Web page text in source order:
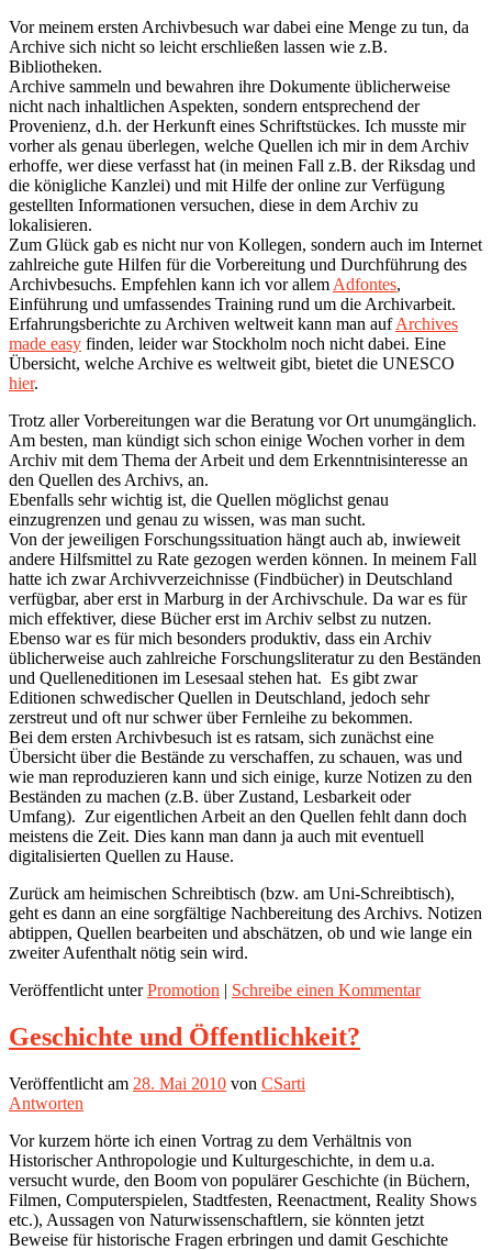
Vor meinem ersten Archivbesuch war dabei eine Menge zu tun, da
Archive sich nicht so leicht erschließen lassen wie z.B.
Bibliotheken.
Archive sammeln und bewahren ihre Dokumente üblicherweise
nicht nach inhaltlichen Aspekten, sondern entsprechend der
Provenienz, d.h. der Herkunft eines Schriftstückes. Ich musste mir
vorher als genau überlegen, welche Quellen ich mir in dem Archiv
erhoffe, wer diese verfasst hat (in meinen Fall z.B. der Riksdag und
die königliche Kanzlei) und mit Hilfe der online zur Verfügung
gestellten Informationen versuchen, diese in dem Archiv zu
lokalisieren.
Zum Glück gab es nicht nur von Kollegen, sondern auch im Internet
zahlreiche gute Hilfen für die Vorbereitung und Durchführung des
Archivbesuchs. Empfehlen kann ich vor allem Adfontes,
Einführung und umfassendes Training rund um die Archivarbeit.
Erfahrungsberichte zu Archiven weltweit kann man aufArchives
made easy finden, leider war Stockholm noch nicht dabei. Eine
Übersicht, welche Archive es weltweit gibt, bietet die UNESCO
hier.
Trotz aller Vorbereitungen war die Beratung vor Ort unumgänglich.
Am besten, man kündigt sich schon einige Wochen vorher in dem
Archiv mit dem Thema der Arbeit und dem Erkenntnisinteresse an
den Quellen des Archivs, an.
Ebenfalls sehr wichtig ist, die Quellen möglichst genau
einzugrenzen und genau zu wissen, was man sucht.
Von der jeweiligen Forschungssituation hängt auch ab, inwieweit
andere Hilfsmittel zu Rate gezogen werden können. In meinem Fall
hatte ich zwar Archivverzeichnisse (Findbücher) in Deutschland
verfügbar, aber erst in Marburg in der Archivschule. Da war es für
mich effektiver, diese Bücher erst im Archiv selbst zu nutzen.
Ebenso war es für mich besonders produktiv, dass ein Archiv
üblicherweise auch zahlreiche Forschungsliteratur zu den Beständen
und Quelleneditionen im Lesesaal stehen hat. Es gibt zwar
Editionen schwedischer Quellen in Deutschland, jedoch sehr
zerstreut und oft nur schwer über Fernleihe zu bekommen.
Bei dem ersten Archivbesuch ist es ratsam, sich zunächst eine
Übersicht über die Bestände zu verschaffen, zu schauen, was und
wie man reproduzieren kann und sich einige, kurze Notizen zu den
Beständen zu machen (z.B. über Zustand, Lesbarkeit oder
Umfang). Zur eigentlichen Arbeit an den Quellen fehlt dann doch
meistens die Zeit. Dies kann man dann ja auch mit eventuell
digitalisierten Quellen zu Hause.
Zurück am heimischen Schreibtisch (bzw. am Uni-Schreibtisch),
geht es dann an eine sorgfältige Nachbereitung des Archivs. Notizen
abtippen, Quellen bearbeiten und abschätzen, ob und wie lange ein
zweiter Aufenthalt nötig sein wird.
Veröffentlicht unter Promotion | Schreibe einen Kommentar
Geschichte und Öffentlichkeit?
Veröffentlicht am 28. Mai 2010 von CSarti
Antworten
Vor kurzem hörte ich einen Vortrag zu dem Verhältnis von
Historischer Anthropologie und Kulturgeschichte, in dem u.a.
versucht wurde, den Boom von populärer Geschichte (in Büchern,
Filmen, Computerspielen, Stadtfesten, Reenactment, Reality Shows
etc.), Aussagen von Naturwissenschaftlern, sie könnten jetzt
Beweise für historische Fragen erbringen und damit Geschichte